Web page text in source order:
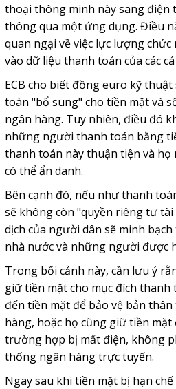
thoại thông minh này sang điện
thông qua một ứng dụng. Điều
quan ngại về việc lực lượng
vào dữ liệu thanh toán của các
ECB cho biết đồng euro kỹ
toàn "bổ sung" cho tiền mặt và
ngân hàng. Tuy nhiên, điều đó
những người thanh toán bằng
thanh toán này thuận tiện và họ
có thể ẩn danh.
Bên cạnh đó, nếu như thanh
sẽ không còn "quyền riêng tư
dịch của người dân sẽ minh
nhà nước và những người được
Trong bối cảnh này, cần lưu ý
giữ tiền mặt cho mục đích thanh
đến tiền mặt để bảo vệ bản
hàng, hoặc họ cũng giữ tiền
trường hợp bị mất điện, không
thống ngân hàng trực tuyến.
Ngay sau khi tiền mặt bị hạn